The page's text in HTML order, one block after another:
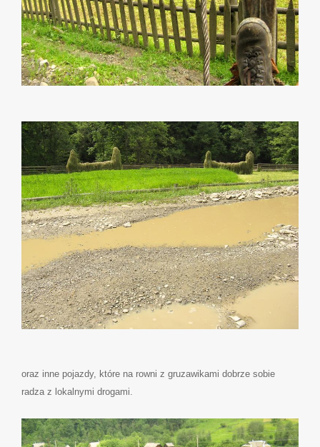
oraz inne pojazdy, które na rowni z gruzawikami dobrze sobie
radza z lokalnymi drogami.